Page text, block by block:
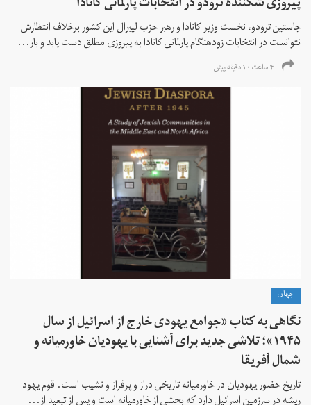
جاستین ترودو، نخست وزیر کانادا و رهبر حزب لیبرال این کشور برخلاف انتظارش
نتوانست در انتخابات زود‌هنگام پارلمانی کانادا به پیروزی مطلق دست یابد و بار...
۴ ساعت ۱۰ دقیقه پیش
جهان
نگاهی به کتاب «جوامع یهودی خارج از اسرائیل از سال
۱۹۴۵»؛ تلاشی جدید برای آشنایی با یهودیان خاورمیانه و
شمال آفریقا
تاریخ حضور یهودیان در خاورمیانه تاریخی دراز و پرفراز و نشیب است. قوم یهود